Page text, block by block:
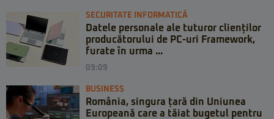
SECURITATE INFORMATICĂ
Datele personale ale tuturor clienților
producătorului de PC-uri Framework,
furate în urma ...
09:09
BUSINESS
România, singura țară din Uniunea
Europeană care a tăiat bugetul pentru